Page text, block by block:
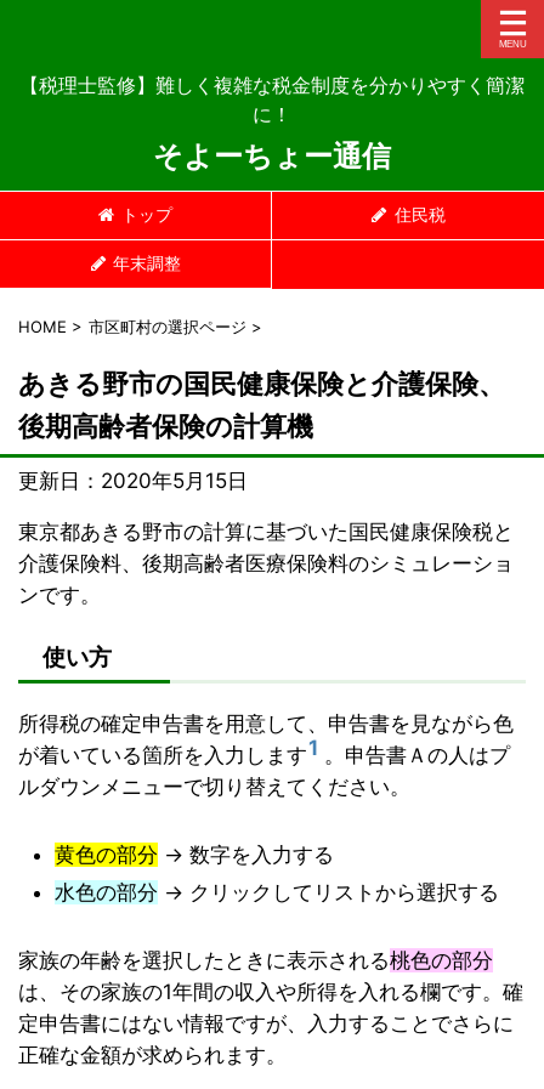
【税理士監修】難しく複雑な税金制度を分かりやすく簡潔
に！
そよーちょー通信
トップ 住民税
年末調整
HOME > 市区町村の選択ページ >
あきる野市の国民健康保険と介護保険、
後期高齢者保険の計算機
更新日： 2020年5月15日
東京都あきる野市の計算に基づいた国民健康保険税と
介護保険料、後期高齢者医療保険料のシミュレーショ
ンです。
使い方
所得税の確定申告書を用意して、申告書を見ながら色
が着いている箇所を入力します1 。申告書Ａの人はプ
ルダウンメニューで切り替えてください。
黄色の部分 → 数字を入力する
水色の部分 → クリックしてリストから選択する
家族の年齢を選択したときに表示される桃色の部分
は、その家族の1年間の収入や所得を入れる欄です。確
定申告書にはない情報ですが、入力することでさらに
正確な金額が求められます。